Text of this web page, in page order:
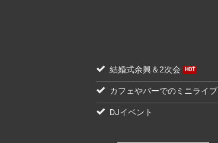
結婚式余興＆2次会
カフェやバーでのミニライブ
DJイベント